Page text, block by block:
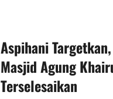
Aspihani
Masjid Agung
Terselesaikan